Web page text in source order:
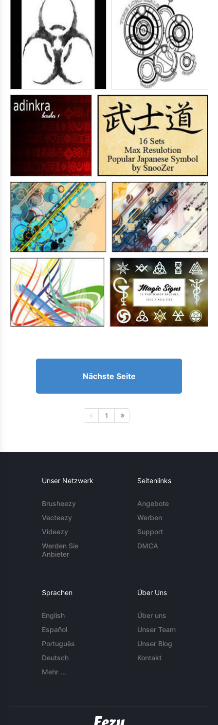
Nächste Seite
1
Unser Netzwerk
Brusheezy
Vecteezy
Videezy
Werden Sie
Anbieter
Seitenlinks
Angebote
Werben
Support
DMCA
Sprachen
English
Español
Português
Deutsch
Mehr ...
Über Uns
Über uns
Unser Team
Unser Blog
Kontakt